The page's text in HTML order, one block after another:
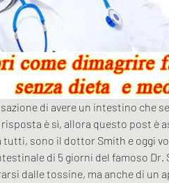
di avere un intestino che
risposta è sì, allora questo post è
tutti, sono il dottor Smith e oggi
di 5 giorni del famoso Dr.
dalle tossine, ma anche di un